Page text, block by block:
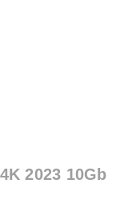
2023 10Gb